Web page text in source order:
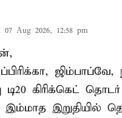
07 Aug 2026, 12:58 pm
டி20 கிரிக்கெட்
இறுதியில்